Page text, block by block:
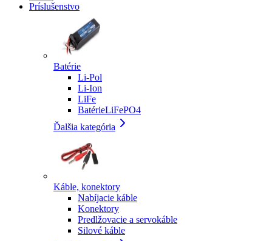
Príslušenstvo
Batérie
Li-Pol
Li-Ion
LiFe
BatérieLiFePO4
Ďalšia kategória
Káble, konektory
Nabíjacie káble
Konektory
Predlžovacie a servokáble
Silové káble